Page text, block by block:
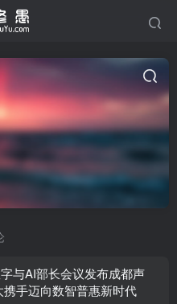
与AI部长会议发布成都声
携手迈向数智普惠新时代